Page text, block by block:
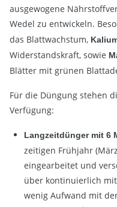
ausgewogene
Wedel zu entwickeln.
das Blattwachstum,
Widerstandskraft, sowie
Blätter mit grünen
Für die Düngung stehen
Verfügung:
Langzeitdünger mit 6
zeitigen Frühjahr
eingearbeitet und
über kontinuierlich
wenig Aufwand mit